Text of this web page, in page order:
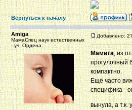
Вернуться к началу
Amiga
МамаСпец наук естественных
- уч. Ордена
Добавлено:
Мамита, из
прогулочный
компактно.
Ещё часто
специфика -
вынула, а т.к.